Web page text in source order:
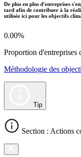
De plus en plus d'entreprises
tard afin de contribuer à la
utilisée ici pour les objectifs
0.00%
Proportion d'entreprises
Méthodologie des
Tip
Section : Actions